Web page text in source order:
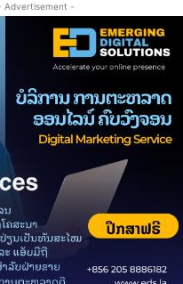
Advertisement -